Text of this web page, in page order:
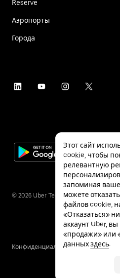
Reserve
Аэропорты
Города
© 2026 Uber Technologies Inc.
КонфиденциальностьСпециальные
Этот сайт
cookie, чтобы
релевантную
запоминая
можете
файлов cookie,
«Отказаться»
аккаунт Uber,
«продажи» или
данныхздесь.